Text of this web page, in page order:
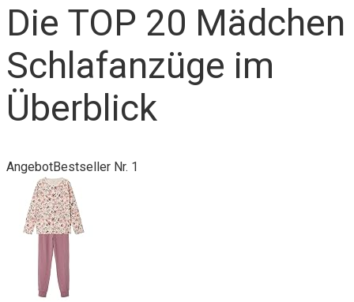
Die TOP 20 Mädchen
Schlafanzüge im
Überblick
AngebotBestseller Nr. 1